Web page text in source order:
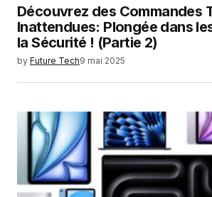
Découvrez des Commandes
Inattendues: Plongée dans
la Sécurité ! (Partie 2)
by Future Tech9 mai 2025